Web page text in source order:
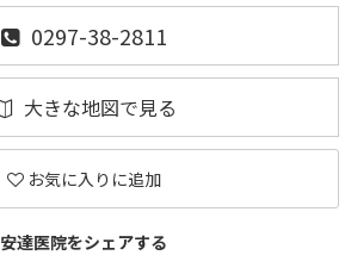
0297-38-2811
大きな地図で見る
お気に入りに追加
安達医院をシェアする